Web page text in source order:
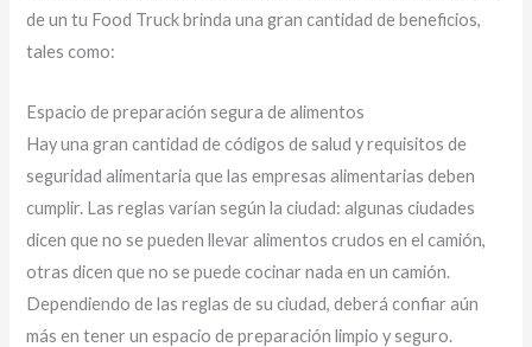
de un tu Food Truck brinda una gran cantidad de beneficios,
tales como:
Espacio de preparación segura de alimentos
Hay una gran cantidad de códigos de salud y requisitos de
seguridad alimentaria que las empresas alimentarias deben
cumplir. Las reglas varían según la ciudad: algunas ciudades
dicen que no se pueden llevar alimentos crudos en el camión,
otras dicen que no se puede cocinar nada en un camión.
Dependiendo de las reglas de su ciudad, deberá confiar aún
más en tener un espacio de preparación limpio y seguro.